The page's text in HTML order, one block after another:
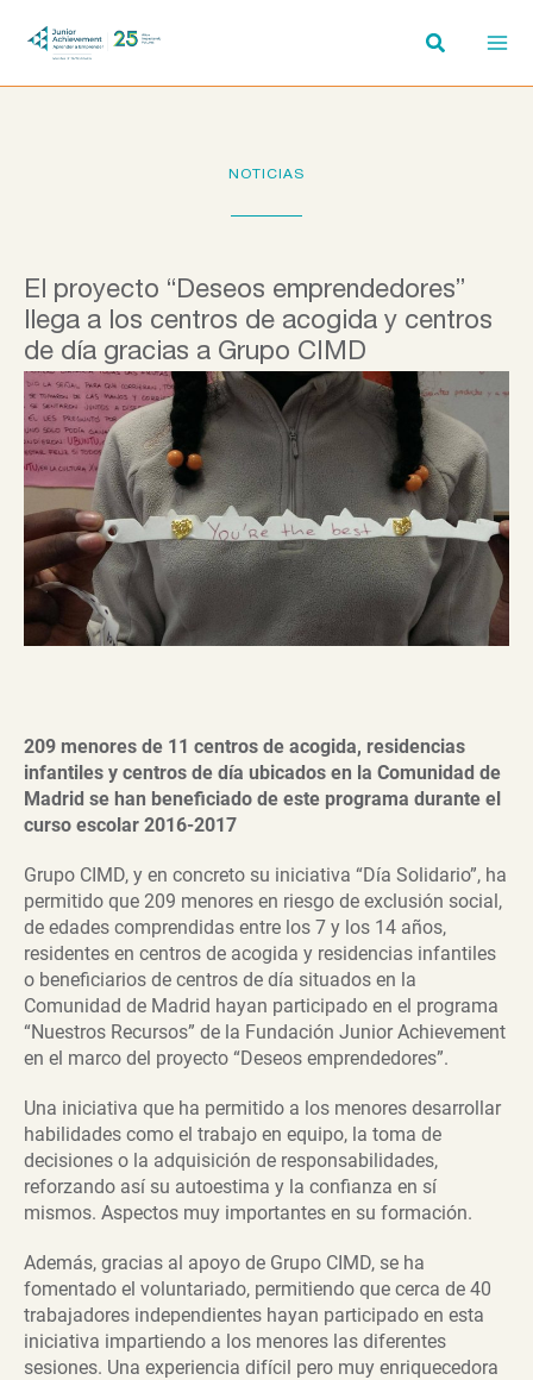
NOTICIAS
El proyecto “Deseos emprendedores”
llega a los centros de acogida y centros
de día gracias a Grupo CIMD
209 menores de 11 centros de acogida, residencias
infantiles y centros de día ubicados en la Comunidad de
Madrid se han beneficiado de este programa durante el
curso escolar 2016-2017
Grupo CIMD, y en concreto su iniciativa “Día Solidario”, ha
permitido que 209 menores en riesgo de exclusión social,
de edades comprendidas entre los 7 y los 14 años,
residentes en centros de acogida y residencias infantiles
o beneficiarios de centros de día situados en la
Comunidad de Madrid hayan participado en el programa
“Nuestros Recursos” de la Fundación Junior Achievement
en el marco del proyecto “Deseos emprendedores”.
Una iniciativa que ha permitido a los menores desarrollar
habilidades como el trabajo en equipo, la toma de
decisiones o la adquisición de responsabilidades,
reforzando así su autoestima y la confianza en sí
mismos. Aspectos muy importantes en su formación.
Además, gracias al apoyo de Grupo CIMD, se ha
fomentado el voluntariado, permitiendo que cerca de 40
trabajadores independientes hayan participado en esta
iniciativa impartiendo a los menores las diferentes
sesiones. Una experiencia difícil pero muy enriquecedora